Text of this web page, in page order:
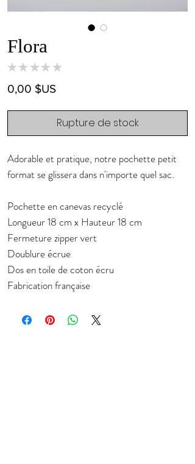
Flora
★ ★ ★ ★ ★
0,00 $USPrix
Rupture de stock
Adorable et pratique, notre pochette petit
format se glissera dans n'importe quel sac.
Pochette en canevas recyclé
Longueur 18 cm x Hauteur 18 cm
Fermeture zipper vert
Doublure écrue
Dos en toile de coton écru
Fabrication française